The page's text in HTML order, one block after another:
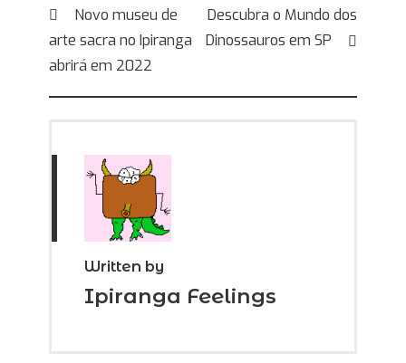
Navegação
de
Post
Novo museu de
arte sacra no Ipiranga
abrirá em 2022
Descubra o Mundo dos
Dinossauros em SP
Written by
Ipiranga Feelings